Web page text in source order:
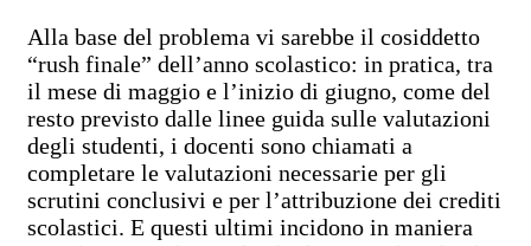
Alla base del problema vi sarebbe il cosiddetto
“rush finale” dell’anno scolastico: in pratica, tra
il mese di maggio e l’inizio di giugno, come del
resto previsto dalle linee guida sulle valutazioni
degli studenti, i docenti sono chiamati a
completare le valutazioni necessarie per gli
scrutini conclusivi e per l’attribuzione dei crediti
scolastici. E questi ultimi incidono in maniera